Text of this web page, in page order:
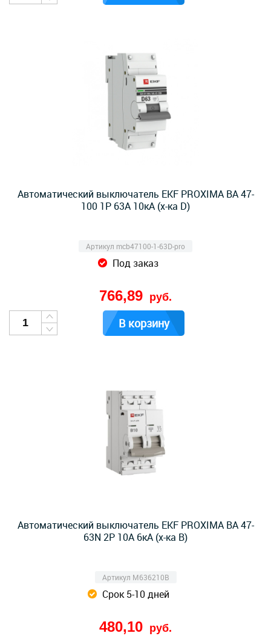
Автоматический выключатель EKF PROXIMA ВА 47-
100 1Р 63А 10кА (х-ка D)
Артикул mcb47100-1-63D-pro
Под заказ
766,89 руб.
В корзину
Автоматический выключатель EKF PROXIMA ВА 47-
63N 2Р 10А 6кА (х-ка B)
Артикул M636210B
Срок 5-10 дней
480,10 руб.